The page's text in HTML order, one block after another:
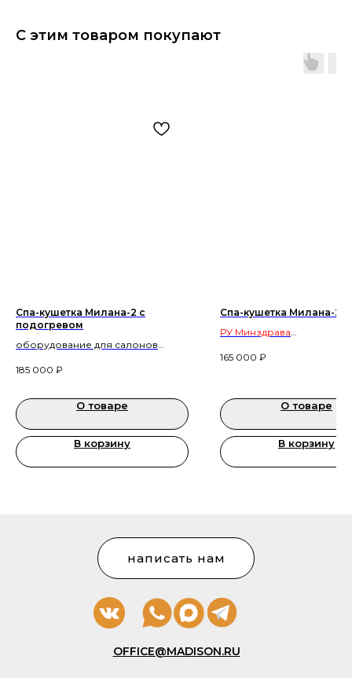
С этим товаром покупают
Спа-кушетка Милана-2 с
подогревом
оборудование для салонов
кабинетов
185 000 ₽
О товаре
В корзину
Спа-кушетка Милана-2
РУ Минздрава
красоты и
165 000 ₽
О товаре
В корзину
написать нам
OFFICE@MADISON.RU